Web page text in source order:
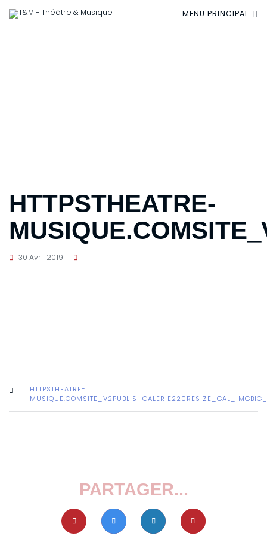
MENU PRINCIPAL
HTTPSTHEATRE-
30 Avril 2019
HTTPSTHEATRE-
PARTAGER...